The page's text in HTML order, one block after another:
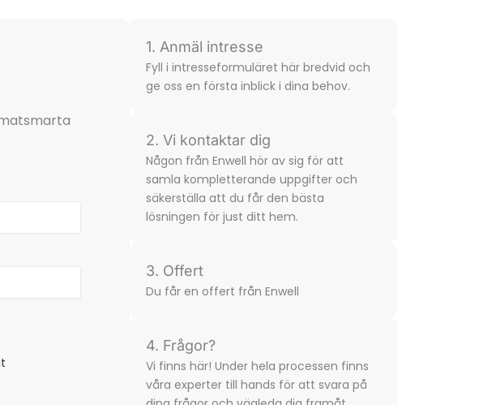
1. Anmäl intresse
Fyll i intresse­formuläret här bredvid och
ge oss en första inblick i dina behov.
2. Vi kontaktar dig
Någon från Enwell hör av sig för att
samla komplette­rande uppgifter och
säkerställa att du får den bästa
lösningen för just ditt hem.
3. Offert
Du får en offert från Enwell
4. Frågor?
Vi finns här! Under hela processen finns
våra experter till hands för att svara på